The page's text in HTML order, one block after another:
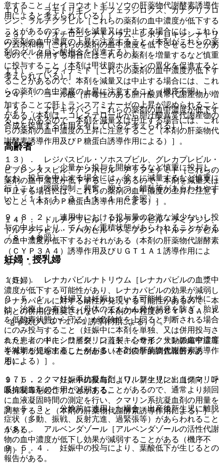
意すること（セイヨウオトギリソウの肝薬物代謝酵素誘導作
用によると考えられている）］。
２３）． リオチロニンナトリウム、レボチロキシンナトリ
ウム水和物［これらの薬剤の血中濃度を低下させることがあ
るので、併用する場合にはこれらの薬剤を増量するなど慎重
に投与すること（本剤は甲状腺ホルモンの異化を促進すると
考えられている）］。
２４）． コール酸［肝毒性のある胆汁酸異常代謝産物が増
加することで肝トランスアミナーゼの上昇が認められること
がある（本剤は、コレステロールから胆汁酸異常代謝産物の
合成を促進する作用を有していると考えられる）］。
高齢者
９．８．１． 少量から投与を開始するなど慎重に投与し、
なお、投与を中止する場合には、徐々に減量するなど慎重に
行うこと（呼吸抑制、興奮、抑うつ、錯乱等があらわれやす
い）〔１１．１．３、１１．１．６参照〕。
９．８．２． 連用中における投与量の急激な減少ないし投
与の中止により、てんかん重積状態があらわれることがある
〔８．４参照〕。
妊婦・授乳婦
（妊婦）
９．５．１． 妊婦又は妊娠している可能性のある女性に
は、治療上の有益性（母体のてんかん発作頻発を防ぎ、胎児
を低酸素状態から守る）が危険性を上回ると判断される場合
にのみ投与すること（妊娠中に本剤を単独、又は併用投与さ
れた患者の中に、口唇裂、口蓋裂、心奇形、大動脈縮窄症等
を有する児を出産した例が多いとの疫学的調査報告があ
る）。
９．５．２． 妊娠中の投与により、新生児に出血傾向、呼
吸抑制等を起こすことがある。
９．５．３． 分娩前に連用した場合、出産後新生児に離脱
症状（多動、振戦、反射亢進、過緊張等）があらわれること
がある。
９．５．４． 妊娠中の投与により、葉酸低下が生じるとの
報告がある。
１０）． ラモトリギン、デフェラシロクス、カナグリフロ
ジン、ラルテグラビル［これらの薬剤の血中濃度が低下する
ことがあるので、本剤を減量又は中止する場合には、これら
の薬剤の血中濃度の上昇に注意すること（本剤がこれらの薬
剤のグルクロン酸抱合を促進する）］。
１１）． ルフィナミド［これらの薬剤の血中濃度が低下す
ることがあるので、本剤を減量又は中止する場合には、これ
らの薬剤の血中濃度の上昇に注意すること（機序不明）］。
１２）． アピキサバン［これらの薬剤の血中濃度が低下す
ることがあるので、本剤を減量又は中止する場合には、これ
らの薬剤の血中濃度の上昇に注意すること（本剤の肝薬物代
謝酵素誘導作用及びＰ糖蛋白誘導作用による）］。
１３）． レジパスビル・ソホスブビル、グレカプレビル・
ピブレンタスビル、テノホビル アラフェナミド［これらの
薬剤の血中濃度が低下することがあるので、本剤を減量又は
中止する場合には、これらの薬剤の血中濃度の上昇に注意す
ること（本剤のＰ糖蛋白誘導作用による）］。
１４）． ドルテグラビル、ドルテグラビル・ラミブジン、
ドルテグラビル・アバカビル・ラミブジン［ドルテグラビル
の血中濃度が低下するおそれがある（本剤の肝薬物代謝酵素
（ＣＹＰ３Ａ４）誘導作用及びＵＧＴ１Ａ１誘導作用によ
る）］。
１５）． レナカパビルナトリウム［レナカパビルの血漿中
濃度が低下する可能性があり、レナカパビルの効果が減弱し
レナカパビルに対する耐性が発現する可能性があるので、本
剤との併用は推奨されない（本剤の中程度のＣＹＰ３Ａ、Ｐ
−ｇｐ及びＵＧＴ１Ａ１誘導作用による）］。
１６）． ドキシサイクリン［ドキシサイクリンの血中濃度
半減期が短縮することがある（本剤の肝薬物代謝酵素誘導作
用による）］。
１７）． クマリン系抗凝血剤（ワルファリン）［クマリン
系抗凝血剤の作用が減弱することがあるので、通常より頻回
に血液凝固時間の測定を行い、クマリン系抗凝血剤の用量を
調整すること（本剤の肝薬物代謝酵素誘導作用による）］。
１８）． アルベンダゾール［アルベンダゾールの活性代謝
物の血中濃度が低下し効果が減弱することがある（機序不
明）］。